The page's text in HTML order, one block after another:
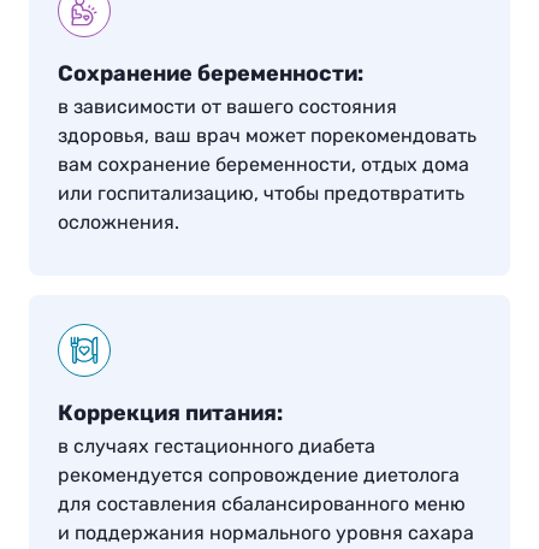
Сохранение беременности:
в зависимости от вашего состояния
здоровья, ваш врач может порекомендовать
вам сохранение беременности, отдых дома
или госпитализацию, чтобы предотвратить
осложнения.
Коррекция питания:
в случаях гестационного диабета
рекомендуется сопровождение диетолога
для составления сбалансированного меню
и поддержания нормального уровня сахара